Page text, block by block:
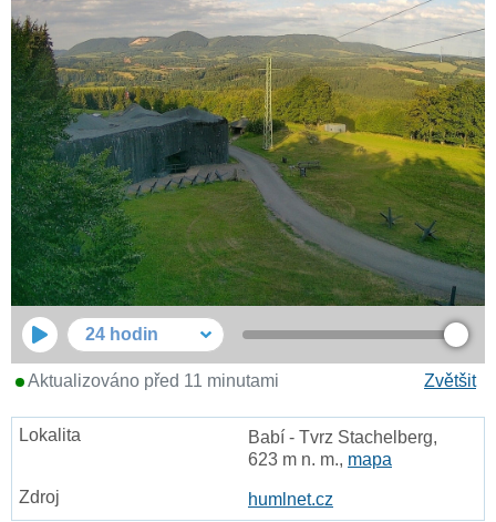
24 hodin
Zvětšit
Aktualizováno před 11 minutami
Babí - Tvrz Stachelberg,
623 m n. m., mapa
humlnet.cz